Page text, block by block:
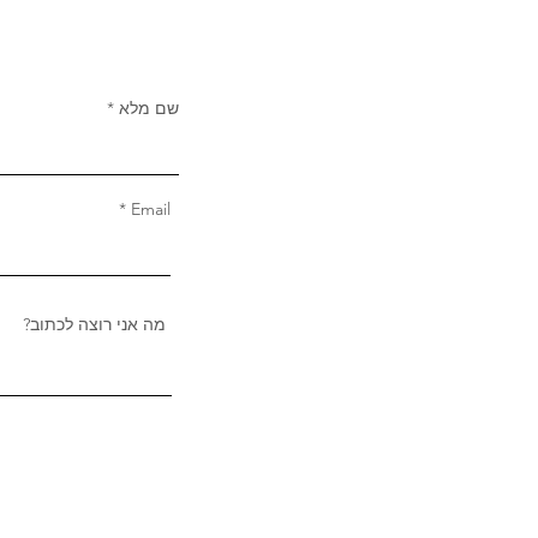
שם מלא
Email